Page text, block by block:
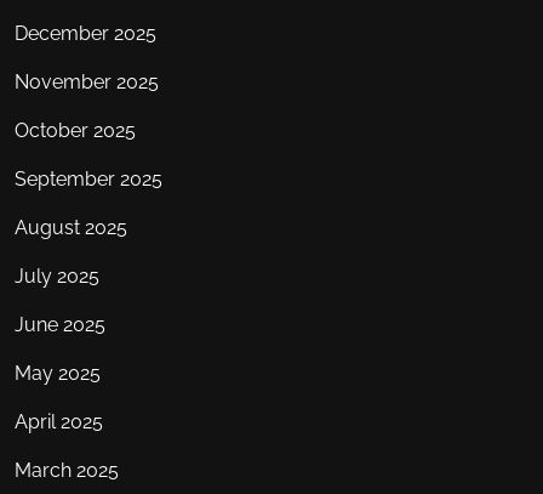
December 2025
November 2025
October 2025
September 2025
August 2025
July 2025
June 2025
May 2025
April 2025
March 2025